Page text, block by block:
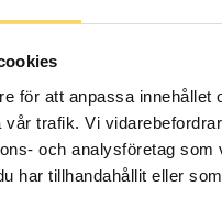
för att anpassa
trafik. Vi
och analysföretag
har tillhandahållit eller